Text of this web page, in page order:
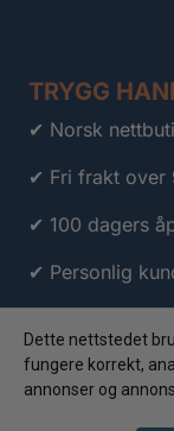
TRYGG
✔ Norsk
✔ Fri frakt over
✔ 100 dagers
✔ Personlig
✔ Vipps
Dette nettstedet
fungere korrekt,
annonser og